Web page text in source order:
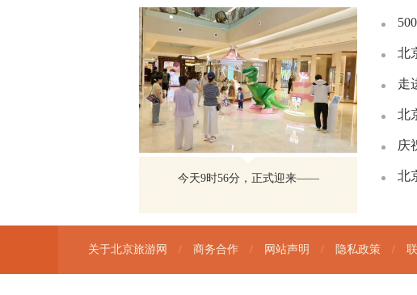
今天9时56分，正式迎来——
北
走
北
庆
北
关于北京旅游网 / 商务合作 / 网站声明 / 隐私政策 /